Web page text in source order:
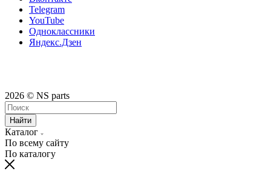
Telegram
YouTube
Одноклассники
Яндекс.Дзен
2026 © NS parts
Найти
Каталог
По всему сайту
По каталогу